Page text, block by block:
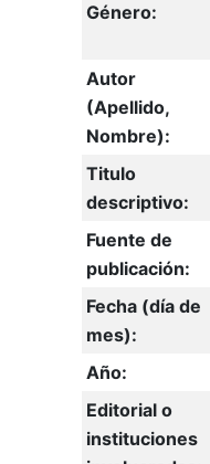
Género:
Autor
(Apellido,
Nombre):
Titulo
descriptivo:
Fuente de
publicación:
Fecha (día de
mes):
Año:
Editorial o
instituciones